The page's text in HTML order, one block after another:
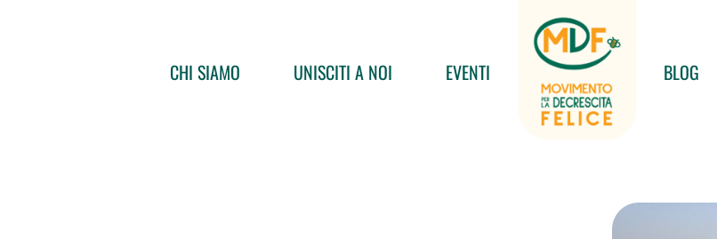
CHI SIAMO UNISCITI A NOI EVENTI BLOG